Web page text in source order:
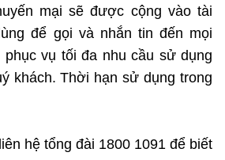
Khoa học và Công nghệ (MST)
Nguyễn Thị Hải Hằng Giám đốc
mại sẽ được cộng vào tài
để gọi và nhắn tin đến mọi
vụ tối đa nhu cầu sử dụng
khách. Thời hạn sử dụng trong
hệ tổng đài 1800 1091 để biết